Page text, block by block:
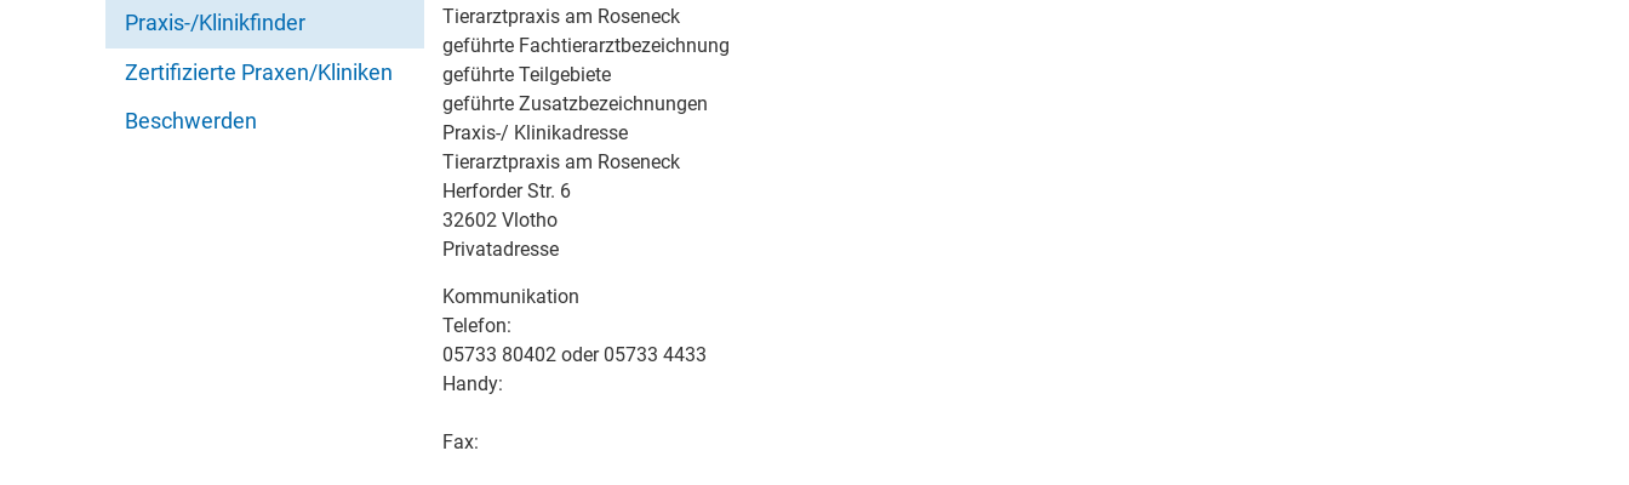
Praxis-/Klinikfinder
Zertifizierte Praxen/Kliniken
Beschwerden
Tierarztpraxis am Roseneck
geführte Fachtierarztbezeichnung
geführte Teilgebiete
geführte Zusatzbezeichnungen
Praxis-/ Klinikadresse
Tierarztpraxis am Roseneck
Herforder Str. 6
32602 Vlotho
Privatadresse
Kommunikation
Telefon:
05733 80402 oder 05733 4433
Handy:
Fax: